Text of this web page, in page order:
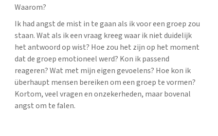
Waarom?
Ik had angst de mist in te gaan als ik voor een groep zou
staan. Wat als ik een vraag kreeg waar ik niet duidelijk
het antwoord op wist? Hoe zou het zijn op het moment
dat de groep emotioneel werd? Kon ik passend
reageren? Wat met mijn eigen gevoelens? Hoe kon ik
überhaupt mensen bereiken om een groep te vormen?
Kortom, veel vragen en onzekerheden, maar bovenal
angst om te falen.